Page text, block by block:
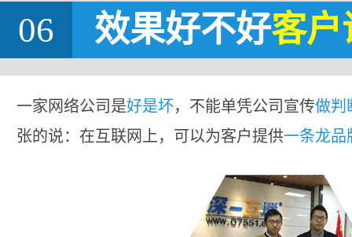
06 效果好不好客户
一家网络公司是好是坏，不能单凭公司宣传做判
张的说：在互联网上，可以为客户提供一条龙品